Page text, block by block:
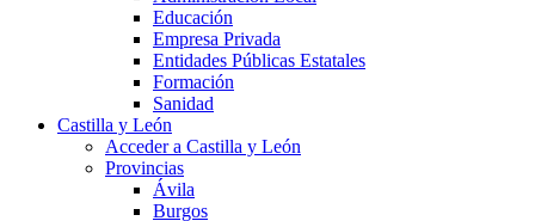
Educación
Empresa Privada
Entidades Públicas Estatales
Formación
Sanidad
Castilla y León
Acceder a Castilla y León
Provincias
Ávila
Burgos